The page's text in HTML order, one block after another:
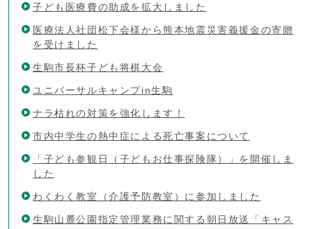
子ども医療費の助成を拡大しました
医療法人社団松下会様から熊本地震災害義援金の寄贈
を受けました
生駒市長杯子ども将棋大会
ユニバーサルキャンプin生駒
ナラ枯れの対策を強化します！
市内中学生の熱中症による死亡事案について
「子ども参観日（子どもお仕事探険隊）」を開催しま
した
わくわく教室（介護予防教室）に参加しました
生駒山麓公園指定管理業務に関する朝日放送「キャス